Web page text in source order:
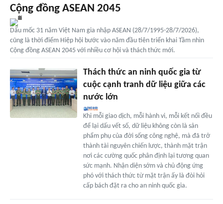
Cộng đồng ASEAN 2045
Dấu mốc 31 năm Việt Nam gia nhập ASEAN (28/7/1995-28/7/2026),
cũng là thời điểm Hiệp hội bước vào năm đầu tiên triển khai Tầm nhìn
Cộng đồng ASEAN 2045 với nhiều cơ hội và thách thức mới.
Thách thức an ninh quốc gia từ
cuộc cạnh tranh dữ liệu giữa các
nước lớn
Khi mỗi giao dịch, mỗi hành vi, mỗi kết nối đều
để lại dấu vết số, dữ liệu không còn là sản
phẩm phụ của đời sống công nghệ, mà đã trở
thành tài nguyên chiến lược, thành mặt trận
nơi các cường quốc phân định lại tương quan
sức mạnh. Nhận diện sớm và chủ động ứng
phó với thách thức từ mặt trận ấy là đòi hỏi
cấp bách đặt ra cho an ninh quốc gia.